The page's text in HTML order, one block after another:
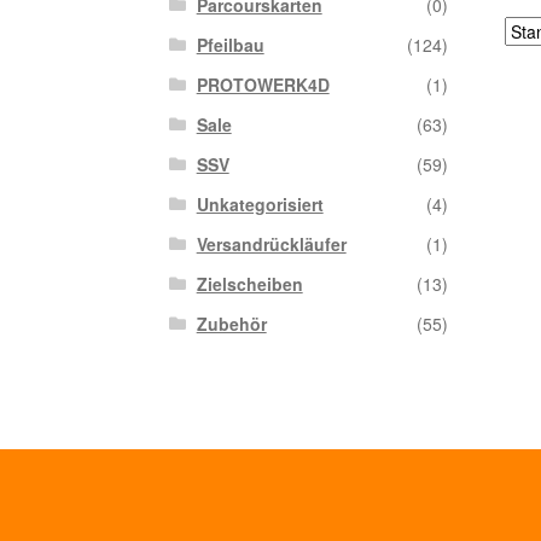
Parcourskarten
(0)
Pfeilbau
(124)
PROTOWERK4D
(1)
Sale
(63)
SSV
(59)
Unkategorisiert
(4)
Versandrückläufer
(1)
Zielscheiben
(13)
Zubehör
(55)